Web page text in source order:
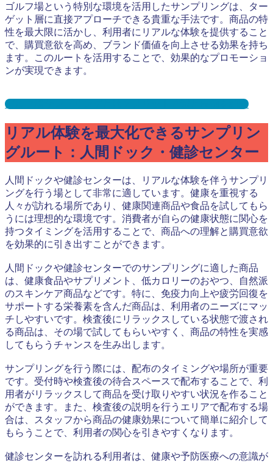
ゴルフ場という特別な環境を活用したサンプリングは、ター
ゲット層に直接アプローチできる貴重な手法です。商品の特
性を最大限に活かし、利用者にリアルな体験を提供すること
で、購買意欲を高め、ブランド価値を向上させる効果を持ち
ます。このルートを活用することで、効果的なプロモーショ
ンが実現できます。
ゴルフ場サンプリングとは？メリット３選と事例を紹介
リアル体験を最大化できるサンプリン
グルート：人間ドック・健診センター
人間ドックや健診センターは、リアルな体験を伴うサンプリ
ングを行う場として非常に適しています。健康を重視する
人々が訪れる場所であり、健康関連商品や食品を試してもら
うには理想的な環境です。消費者が自らの健康状態に関心を
持つタイミングを活用することで、商品への理解と購買意欲
を効果的に引き出すことができます。
人間ドックや健診センターでのサンプリングに適した商品
は、健康食品やサプリメント、低カロリーのおやつ、自然派
のスキンケア商品などです。特に、免疫力向上や疲労回復を
サポートする栄養素を含んだ商品は、利用者のニーズにマッ
チしやすいです。検査後にリラックスしている状態で渡され
る商品は、その場で試してもらいやすく、商品の特性を実感
してもらうチャンスを生み出します。
サンプリングを行う際には、配布のタイミングや場所が重要
です。受付時や検査後の待合スペースで配布することで、利
用者がリラックスして商品を受け取りやすい状況を作ること
ができます。また、検査後の説明を行うエリアで配布する場
合は、スタッフから商品の健康効果について簡単に紹介して
もらうことで、利用者の関心を引きやすくなります。
健診センターを訪れる利用者は、健康や予防医療への意識が